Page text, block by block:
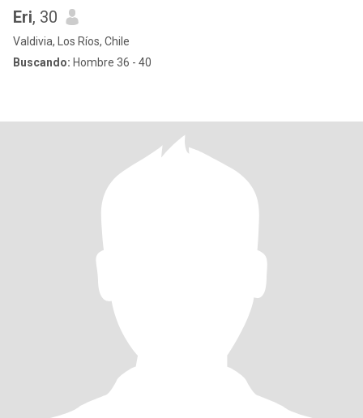
Eri, 30
Valdivia, Los Ríos, Chile
Buscando: Hombre 36 - 40